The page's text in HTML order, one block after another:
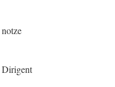
Dirigent